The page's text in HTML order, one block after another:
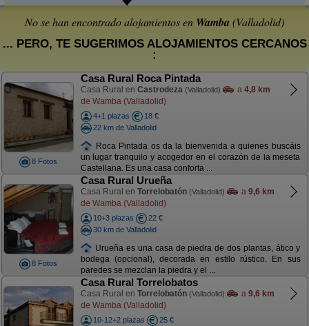
No se han encontrado alojamientos en Wamba (Valladolid)
... PERO, TE SUGERIMOS ALOJAMIENTOS CERCANOS
:
8 Fotos
Casa Rural Roca Pintada
Casa Rural en Castrodeza (Valladolid) a 4,8 km
de Wamba (Valladolid)
4+1 plazas
18 €
22 km de Valladolid
Roca Pintada os da la bienvenida a quienes buscáis
un lugar tranquilo y acogedor en el corazón de la meseta
Castellana. Es una casa conforta ...
8 Fotos
Casa Rural Urueña
Casa Rural en Torrelobatón (Valladolid) a 9,6 km
de Wamba (Valladolid)
10+3 plazas
22 €
30 km de Valladolid
Urueña es una casa de piedra de dos plantas, ático y
bodega (opcional), decorada en estilo rústico. En sus
paredes se mezclan la piedra y el ...
Casa Rural Torrelobatos
Casa Rural en Torrelobatón (Valladolid) a 9,6 km
de Wamba (Valladolid)
10-12+2 plazas
25 €